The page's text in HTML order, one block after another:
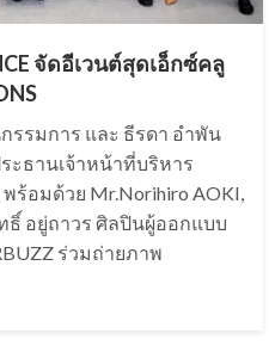
จัดอีเวนต์สุดเอ็กซ์คลู
รรมการ และ ธีรดา อำพัน
ะธานเจ้าหน้าที่บริหาร
ร้อมด้วย Mr.Norihiro AOKI,
ธิ์ อยู่ถาวร ศิลปินผู้ออกแบบ
ร่วมถ่ายภาพ